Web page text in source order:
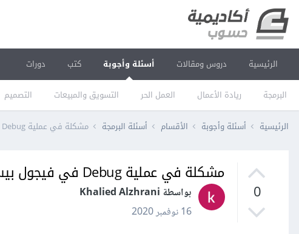
الرئيسية دروس ومقالات أسئلة وأجوبة
البرمجة ريادة الأعمال العمل الحر التسويق والمبيعات التصميم
كتب دورات
الرئيسية أسئلة وأجوبة الأقسام أسئلة البرمجة مشكلة في عملية Debug في فيجول بيسك
0
مشكلة في عملية Debug في فيجول بيسك
بواسطة Khalied Alzhrani
16 نوفمبر 2020